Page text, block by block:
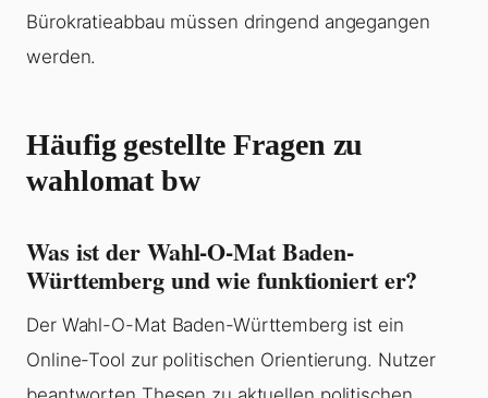
Bürokratieabbau müssen dringend angegangen
werden.
Häufig gestellte Fragen zu
wahlomat bw
Was ist der Wahl-O-Mat Baden-
Württemberg und wie funktioniert er?
Der Wahl-O-Mat Baden-Württemberg ist ein
Online-Tool zur politischen Orientierung. Nutzer